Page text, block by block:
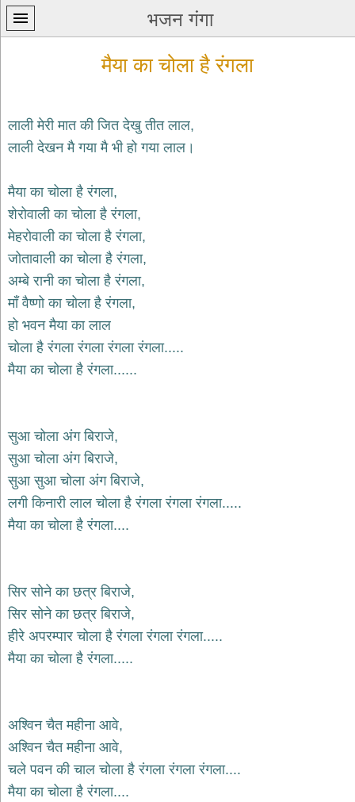
भजन गंगा
प्रथम
कृष्ण
भजन
krishna
bhajans
शिव
भजन
bhajans
हनुमान
भजन
भजन
bhajans
जैन
भजन
jain
bhajans
durga
bhajans
गणेश
भजन
ganesh
भजन
raam
गुरुदेव
gurudev
मैया का चोला है रंगला
लाली मेरी मात की जित देखु तीत लाल,
लाली देखन मै गया मै भी हो गया लाल।
मैया का चोला है रंगला,
शेरोवाली का चोला है रंगला,
मेहरोवाली का चोला है रंगला,
जोतावाली का चोला है रंगला,
अम्बे रानी का चोला है रंगला,
माँ वैष्णो का चोला है रंगला,
हो भवन मैया का लाल
चोला है रंगला रंगला रंगला रंगला.....
मैया का चोला है रंगला......
सुआ चोला अंग बिराजे,
सुआ चोला अंग बिराजे,
सुआ सुआ चोला अंग बिराजे,
लगी किनारी लाल चोला है रंगला रंगला रंगला.....
मैया का चोला है रंगला....
सिर सोने का छत्र बिराजे,
सिर सोने का छत्र बिराजे,
हीरे अपरम्पार चोला है रंगला रंगला रंगला.....
मैया का चोला है रंगला.....
अश्विन चैत महीना आवे,
अश्विन चैत महीना आवे,
चले पवन की चाल चोला है रंगला रंगला रंगला....
मैया का चोला है रंगला....